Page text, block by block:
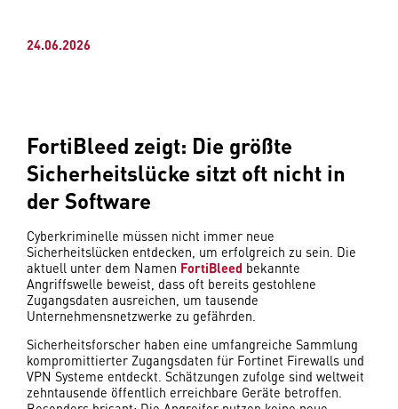
24.06.2026
FortiBleed zeigt: Die größte
Sicherheitslücke sitzt oft nicht in
der Software
Cyberkriminelle müssen nicht immer neue
Sicherheitslücken entdecken, um erfolgreich zu sein. Die
aktuell unter dem Namen FortiBleed bekannte
Angriffswelle beweist, dass oft bereits gestohlene
Zugangsdaten ausreichen, um tausende
Unternehmensnetzwerke zu gefährden.
Sicherheitsforscher haben eine umfangreiche Sammlung
kompromittierter Zugangsdaten für Fortinet Firewalls und
VPN Systeme entdeckt. Schätzungen zufolge sind weltweit
zehntausende öffentlich erreichbare Geräte betroffen.